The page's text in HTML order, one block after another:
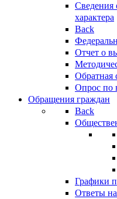
Сведения
характера
Back
Отчет о
Обратная
Опрос по
Обращения граждан
Back
Графики
Ответы